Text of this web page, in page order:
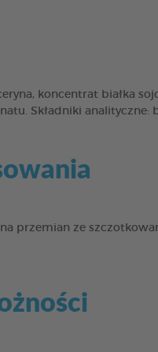
koncentrat białka
Składniki analityczne:
na przemian ze